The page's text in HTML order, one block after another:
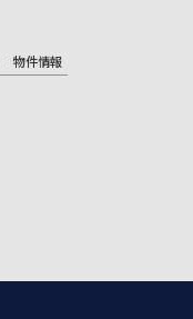
物件情報